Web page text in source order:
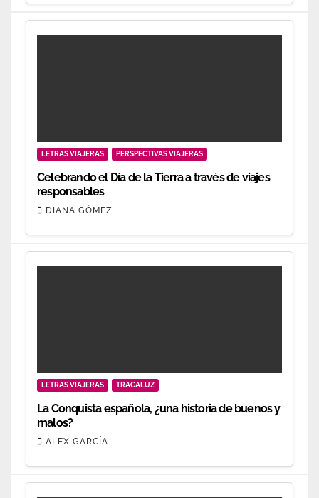
LETRAS VIAJERAS PERSPECTIVAS VIAJERAS
Celebrando el Día de la Tierra a través de viajes
responsables
DIANA GÓMEZ
LETRAS VIAJERAS TRAGALUZ
La Conquista española, ¿una historia de buenos y
malos?
ALEX GARCÍA